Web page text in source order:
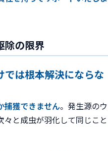
除の限界
では根本解決にならな
捕獲できません。発生源のウ
と成虫が羽化して同じこと